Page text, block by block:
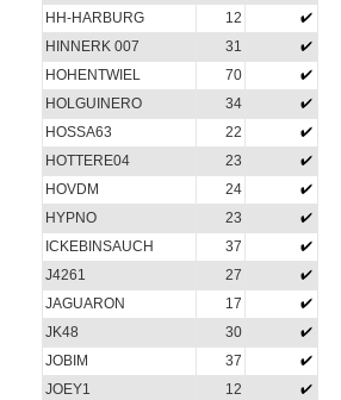
HH-HARBURG
12
HINNERK 007
31
HOHENTWIEL
70
HOLGUINERO
34
HOSSA63
22
HOTTERE04
23
HOVDM
24
HYPNO
23
ICKEBINSAUCH
37
J4261
27
JAGUARON
17
JK48
30
JOBIM
37
JOEY1
12